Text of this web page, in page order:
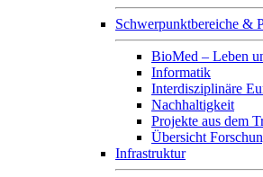
Schwerpunktbereiche &
BioMed – Leben
Informatik
Interdisziplinäre
Nachhaltigkeit
Projekte aus dem
Übersicht
Infrastruktur